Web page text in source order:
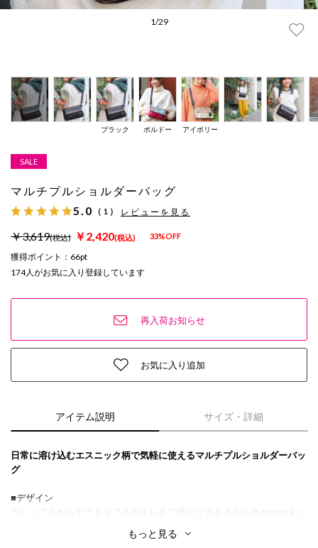
1/29
ブラック ボルドー アイボリー
SALE
マルチプルショルダーバッグ
5.0 （1） レビューを見る
￥3,619(税込) ￥2,420(税込) 33%OFF
獲得ポイント： 66pt
174人がお気に入り登録しています
再入荷お知らせ
お気に入り追加
アイテム説明 サイズ・詳細
日常に溶け込むエスニック柄で気軽に使えるマルチプルショルダーバッ
グ
■デザイン
フラップ部分の個性的な柄がアクセントになり、デイリー使いしやすい
もっと見る